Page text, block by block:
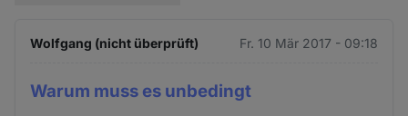
Wolfgang (nicht überprüft) Fr. 10 Mär 2017 - 09:18
Warum muss es unbedingt